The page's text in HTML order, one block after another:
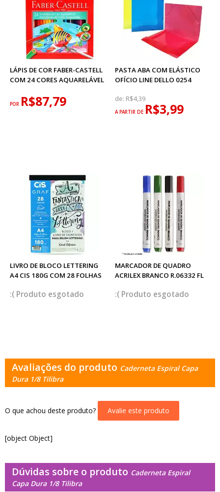
LÁPIS DE COR FABER-CASTELL
COM 24 CORES AQUARELÁVEL
POR R$87,79
PASTA ABA COM ELÁSTICO
OFÍCIO LINE DELLO 0254
de: R$4,39
A PARTIR DE R$3,99
LIVRO DE BLOCO LETTERING
A4 CIS 180G COM 28 FOLHAS
esgotado
MARCADOR DE QUADRO
ACRILEX BRANCO R.06332 FL
esgotado
Avaliações do produto Caderneta Espiral Capa
Dura 1/8 Tilibra
O que achou deste produto? Avalie este produto
[object Object]
Dúvidas sobre o produto Caderneta Espiral
Capa Dura 1/8 Tilibra